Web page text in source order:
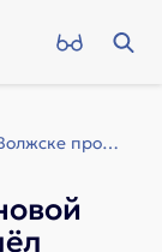
Проект строительства новой школы в Волжске прошёл госэкспертизу